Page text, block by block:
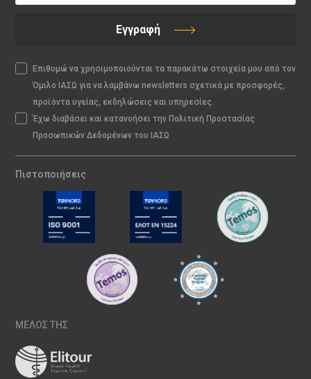
Εγγραφή
Επιθυμώ να χρησιμοποιούνται τα παρακάτω στοιχεία μου από τον
Όμιλο ΙΑΣΩ για να λαμβάνω newsletters σχετικά με προσφορές,
προϊόντα υγείας, εκδηλώσεις και υπηρεσίες.
Έχω διαβάσει και κατανοήσει την Πολιτική Προστασίας
Προσωπικών Δεδομένων του ΙΑΣΩ
Πιστοποιήσεις
ΜΕΛΟΣ ΤΗΣ